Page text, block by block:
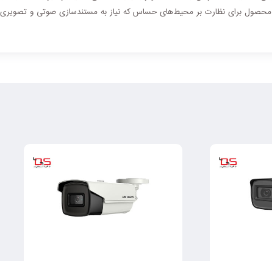
برای نظارت بر محیط‌های حساس که نیاز به مستندسازی صوتی و تصویری